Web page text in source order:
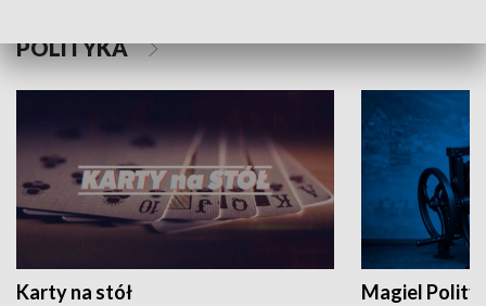
POLITYKA
Karty na stół Magiel